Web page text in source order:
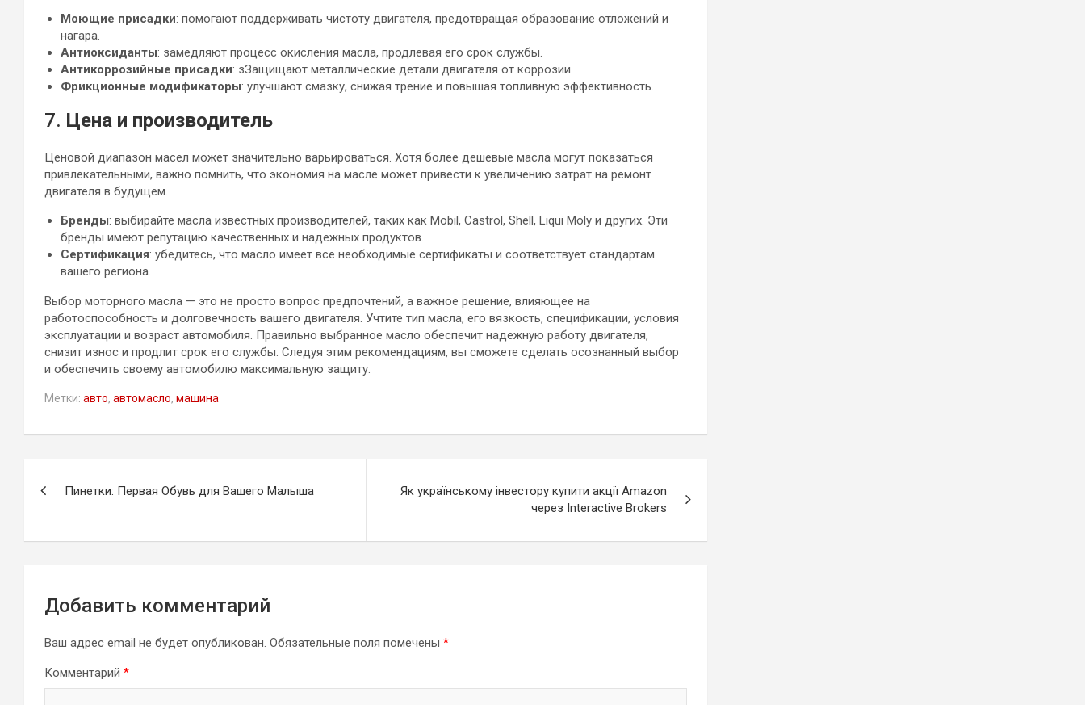
Моющие присадки: помогают поддерживать чистоту двигателя, предотвращая образование отложений и
нагара.
Антиоксиданты: замедляют процесс окисления масла, продлевая его срок службы.
Антикоррозийные присадки: зЗащищают металлические детали двигателя от коррозии.
Фрикционные модификаторы: улучшают смазку, снижая трение и повышая топливную эффективность.
7. Цена и производитель
Ценовой диапазон масел может значительно варьироваться. Хотя более дешевые масла могут показаться
привлекательными, важно помнить, что экономия на масле может привести к увеличению затрат на ремонт
двигателя в будущем.
Бренды: выбирайте масла известных производителей, таких как Mobil, Castrol, Shell, Liqui Moly и других. Эти
бренды имеют репутацию качественных и надежных продуктов.
Сертификация: убедитесь, что масло имеет все необходимые сертификаты и соответствует стандартам
вашего региона.
Выбор моторного масла — это не просто вопрос предпочтений, а важное решение, влияющее на
работоспособность и долговечность вашего двигателя. Учтите тип масла, его вязкость, спецификации, условия
эксплуатации и возраст автомобиля. Правильно выбранное масло обеспечит надежную работу двигателя,
снизит износ и продлит срок его службы. Следуя этим рекомендациям, вы сможете сделать осознанный выбор
и обеспечить своему автомобилю максимальную защиту.
Метки: авто, автомасло, машина
записям
Пинетки: Первая Обувь для Вашего Малыша
Як українському інвестору купити акції Amazon
через Interactive Brokers
Добавить комментарий
Ваш адрес email не будет опубликован. Обязательные поля помечены *
Комментарий *